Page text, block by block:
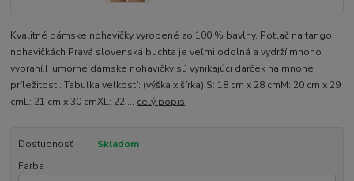
Kvalitné dámske nohavičky vyrobené zo 100 % bavlny. Potlač na tango
nohavičkách Pravá slovenská buchta je veľmi odolná a vydrží mnoho
vypraní.Humorné dámske nohavičky sú vynikajúci darček na mnohé
príležitosti. Tabuľka veľkostí: (výška x šírka) S: 18 cm x 28 cmM: 20 cm x 29
cmL: 21 cm x 30 cmXL: 22 ... celý popis
Dostupnosť
Skladom
Farba